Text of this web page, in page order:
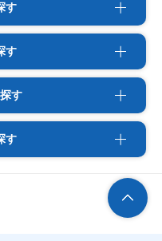
す
す
す
す